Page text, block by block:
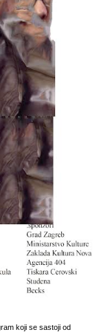
koji se sastoji od